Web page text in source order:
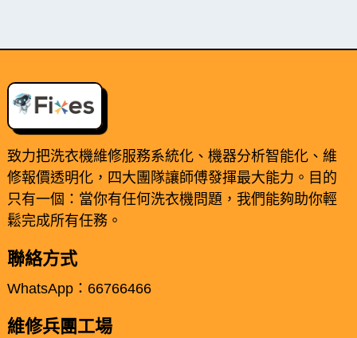
致力把洗衣機維修服務系統化、機器分析智能化、維
修報價透明化，四大團隊讓師傅發揮最大能力。目的
只有一個：當你有任何洗衣機問題，我們能夠助你輕
鬆完成所有任務。
聯絡方式
WhatsApp：66766466
維修兵團工場